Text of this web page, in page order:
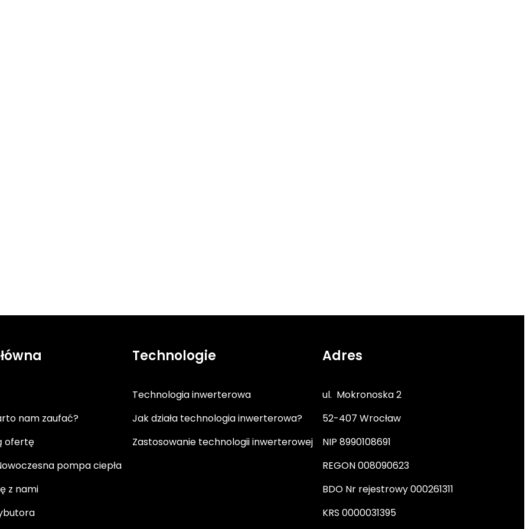
nam zaufać?
ofertę
pompa ciepła
z nami
Technologie
Technologia inwerterowa
Jak działa technologia inwerterowa?
Zastosowanie technologii inwerterowej
Adres
ul. Mokronoska 2
52-407 Wrocław
NIP 8990108691
REGON 008090623
BDO Nr rejestrowy 000261311
KRS 0000031395